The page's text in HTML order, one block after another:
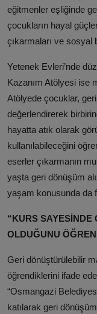
eğitmenler eşliğinde
çocukların hayal
çıkarmaları ve sosyal
Yetenek Evleri’nde
Kazanım Atölyesi ise
Atölyede çocuklar,
değerlendirerek
hayatta atık olarak
kullanılabileceğini
eserler çıkarmanın
yaşta geri dönüşüm
yaşam konusunda da
“KURS SAYESİNDE
OLDUĞUNU
Geri dönüştürülebilir
öğrendiklerini ifade
“Osmangazi
katılarak geri